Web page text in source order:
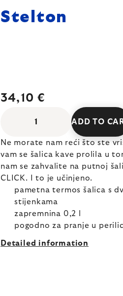
Stelton
34,10 €
ADD TO
Ne morate nam reći što ste
vam se šalica kave prolila u
nam se zahvalite na putnoj
CLICK. I to je učinjeno.
pametna termos šalica s
stijenkama
zapremnina 0,2 l
pogodno za pranje u
Detailed information